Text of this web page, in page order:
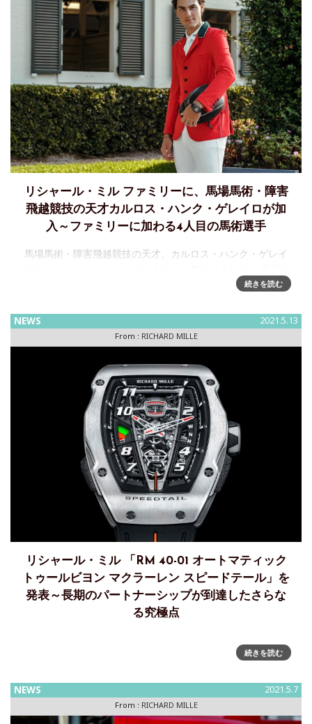
リシャール・ミル ファミリーに、馬場馬術・障害
飛越競技の天才カルロス・ハンク・ゲレイロが加
入～ファミリーに加わる4人目の馬術選手
馬場馬術・障害飛越競技の天才、カルロス・ハンク・ゲレイ
舞台で勝利し、スポットライトを浴びる メキシコを代表する
し
続きを読む
NEWS 2021.5.13
From : RICHARD MILLE
リシャール・ミル 「RM 40-01 オートマティック
トゥールビヨン マクラーレン スピードテール」を
発表～長期のパートナーシップが到達したさらな
る究極点
スピードテール」～長期のパートナーシップがさらなる高み
革新、完璧さの追求、進歩への飽くなき渇望は、リシャー
ル・ミルと
続きを読む
NEWS 2021.5.7
From : RICHARD MILLE